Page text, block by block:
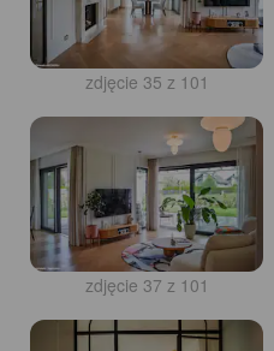
zdjęcie 35 z 101
zdjęcie 37 z 101